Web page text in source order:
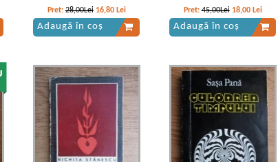
Pret:28,00Lei 16,80 Lei
Adaugă în coș
Pret:45,00Lei 18,00 Lei
Adaugă în coș